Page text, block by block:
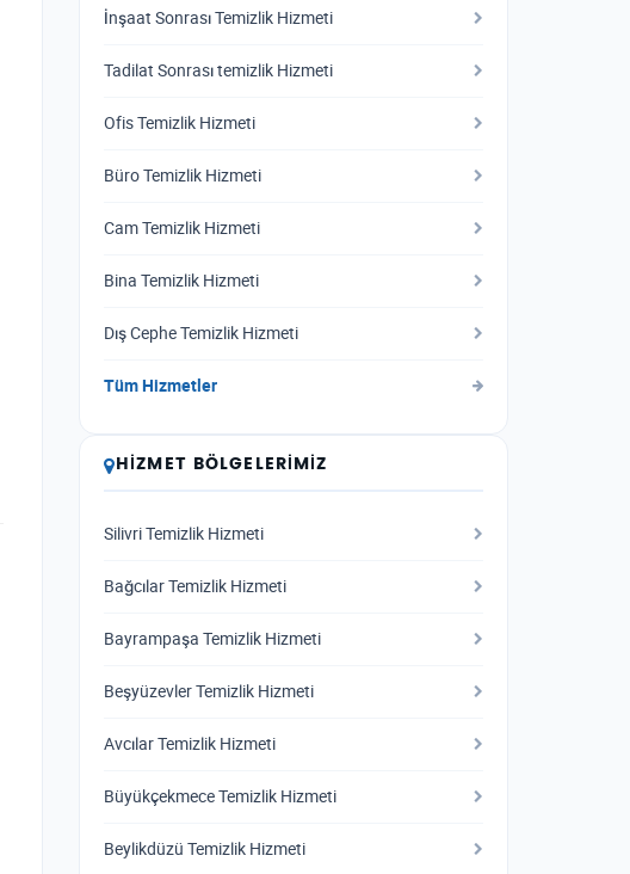
İnşaat Sonrası Temizlik Hizmeti
Tadilat Sonrası temizlik Hizmeti
Ofis Temizlik Hizmeti
Büro Temizlik Hizmeti
Cam Temizlik Hizmeti
Bina Temizlik Hizmeti
Dış Cephe Temizlik Hizmeti
Tüm Hizmetler
HIZMET BÖLGELERIMIZ
Silivri Temizlik Hizmeti
Bağcılar Temizlik Hizmeti
Bayrampaşa Temizlik Hizmeti
Beşyüzevler Temizlik Hizmeti
Avcılar Temizlik Hizmeti
Büyükçekmece Temizlik Hizmeti
Beylikdüzü Temizlik Hizmeti